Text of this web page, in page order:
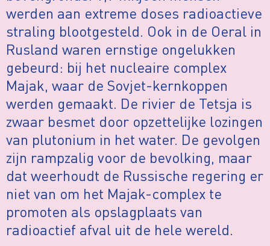
werden aan extreme doses radioactieve
straling blootgesteld. Ook in de Oeral in
Rusland waren ernstige ongelukken
gebeurd: bij het nucleaire complex
Majak, waar de Sovjet-kernkoppen
werden gemaakt. De rivier de Tetsja is
zwaar besmet door opzettelijke lozingen
van plutonium in het water. De gevolgen
zijn rampzalig voor de bevolking, maar
dat weerhoudt de Russische regering er
niet van om het Majak-complex te
promoten als opslagplaats van
radioactief afval uit de hele wereld.